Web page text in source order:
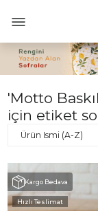
'Motto
için etiket
Kargo Bedava
Hızlı Teslimat